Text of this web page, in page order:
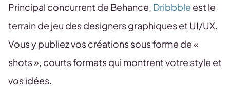
Principal concurrent de Behance, Dribbble est le
terrain de jeu des designers graphiques et UI/UX.
Vous y publiez vos créations sous forme de «
shots », courts formats qui montrent votre style et
vos idées.